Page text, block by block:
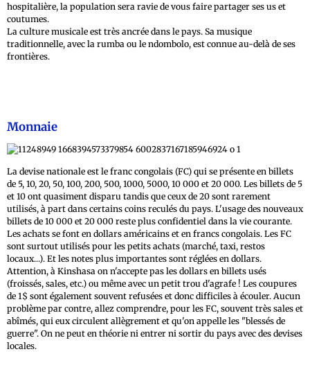
hospitalière, la population sera ravie de vous faire partager ses us et
coutumes.
La culture musicale est très ancrée dans le pays. Sa musique
traditionnelle, avec la rumba ou le ndombolo, est connue au-delà de ses
frontières.
Monnaie
La devise nationale est le franc congolais (FC) qui se présente en billets
de 5, 10, 20, 50, 100, 200, 500, 1000, 5000, 10 000 et 20 000. Les billets de 5
et 10 ont quasiment disparu tandis que ceux de 20 sont rarement
utilisés, à part dans certains coins reculés du pays. L'usage des nouveaux
billets de 10 000 et 20 000 reste plus confidentiel dans la vie courante.
Les achats se font en dollars américains et en francs congolais. Les FC
sont surtout utilisés pour les petits achats (marché, taxi, restos
locaux...). Et les notes plus importantes sont réglées en dollars.
Attention, à Kinshasa on n'accepte pas les dollars en billets usés
(froissés, sales, etc.) ou même avec un petit trou d'agrafe ! Les coupures
de 1$ sont également souvent refusées et donc difficiles à écouler. Aucun
problème par contre, allez comprendre, pour les FC, souvent très sales et
abîmés, qui eux circulent allègrement et qu'on appelle les "blessés de
guerre". On ne peut en théorie ni entrer ni sortir du pays avec des devises
locales.